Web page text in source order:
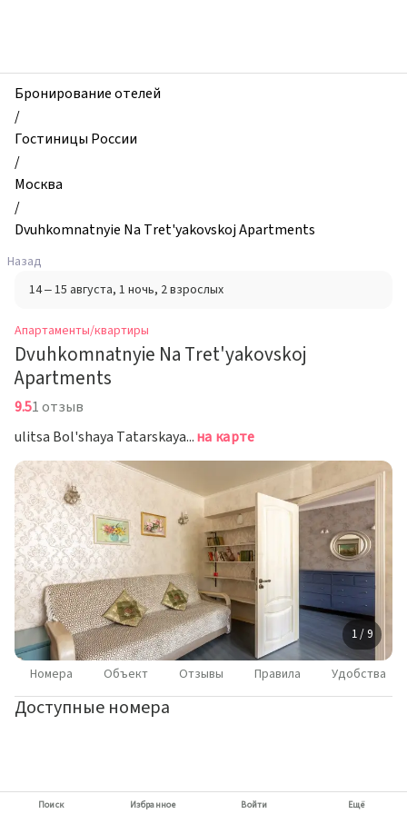
и
квартиры,
Dvuhkomnatnyie
Na
Tret'yakovskoj
Apartments,
Москва,
Россия
Бронирование отелей
/
Гостиницы России
/
Москва
/
Dvuhkomnatnyie Na Tret'yakovskoj Apartments
Назад
14 – 15 августа, 1 ночь, 2 взрослых
Апартаменты/квартиры
Dvuhkomnatnyie Na Tret'yakovskoj
Apartments
9.51 отзыв
ulitsa Bol'shaya Tatarskaya, 26, Moscow, Москвана карте
1 / 9
Номера Объект Отзывы Правила Удобства
Доступные номера
Поиск Избранное Войти Ещё